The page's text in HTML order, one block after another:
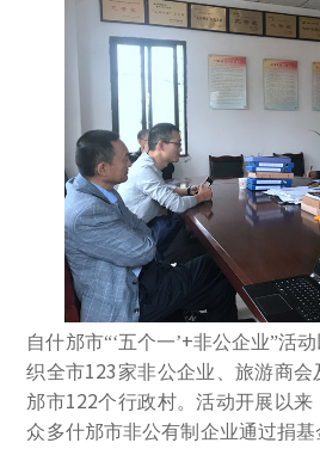
自什邡市“‘五个一’+非公企业”活
织全市123 家非公企业、旅游商
邡市122个行政村。活动开展以
众多什邡市非公有制企业通过捐